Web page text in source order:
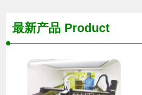
最新产品 Product